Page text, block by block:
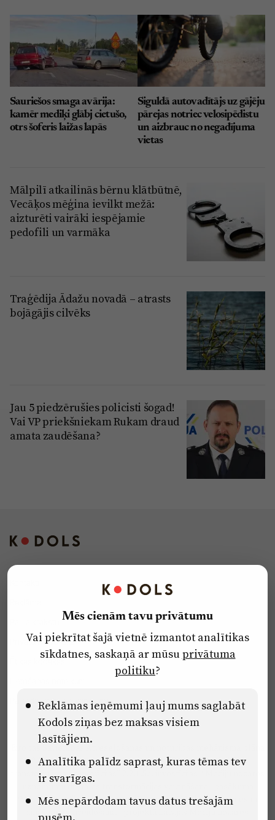
Sauriešos smaga avārija:
kamēr mediķi glābj cietušo,
otrs šoferis laižas lapās
Siguldā autovadītājs uz gājēju
pārejas notriec velosipēdistu
un aizbrauc no negadījuma
vietas
Mālpilī atkailinās bērnu klātbūtnē,
Vecāķos mēģina ievilkt mežā:
aizturēti vairāki iespējamie
pedofili un varmāka
Traģēdija Ādažu novadā – atrasts
bojāgājis cilvēks
Jau 5 piedzērušies policisti šogad!
Vai VP priekšniekam Rukam draud
amata zaudēšana?
Privātuma politika
Ētikas kodekss
Pārredzamības paziņojumi
Eiropas Savienības Atveseļošanas un noturības mehānisma plāna
2.2. reformu un investīciju virziena “Uzņēmumu digitālā
transformācija un inovācijas” 2.2.1.5.i. investīcijas “Mediju nozares
uzņēmumu digitālās transformācijas veicināšana” pasākuma
“Mācības mediju nozares speciālistu digitālās kompetences un
zināšanu pilnveidošanai” projektā Latvijas Mediju nozares
Mēs cienām tavu privātumu
Vai piekrītat šajā vietnē izmantot analītikas
sīkdatnes, saskaņā ar mūsuprivātuma
politiku?
Reklāmas ieņēmumi ļauj mums saglabāt
Kodols ziņas bez maksas visiem
lasītājiem.
Analītika palīdz saprast, kuras tēmas tev
ir svarīgas.
Mēs nepārdodam tavus datus trešajām